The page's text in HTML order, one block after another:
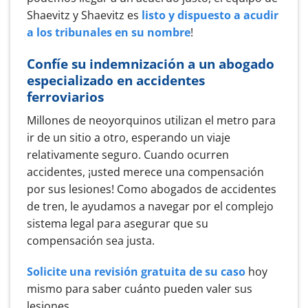
Shaevitz y Shaevitz es listo y dispuesto a acudir
a los tribunales en su nombre!
Confíe su indemnización a un abogado
especializado en accidentes
ferroviarios
Millones de neoyorquinos utilizan el metro para
ir de un sitio a otro, esperando un viaje
relativamente seguro. Cuando ocurren
accidentes, ¡usted merece una compensación
por sus lesiones! Como abogados de accidentes
de tren, le ayudamos a navegar por el complejo
sistema legal para asegurar que su
compensación sea justa.
Solicite una revisión gratuita de su caso hoy
mismo para saber cuánto pueden valer sus